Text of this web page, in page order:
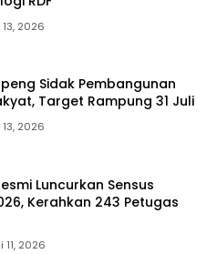
2026
Sidak Pembangunan
Target Rampung 31 Juli
2026
Luncurkan Sensus
Kerahkan 243 Petugas
11, 2026